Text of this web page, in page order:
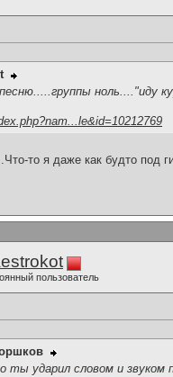
ноль...."иду
то я даже как будто под
пользователь
ты ударил словом и